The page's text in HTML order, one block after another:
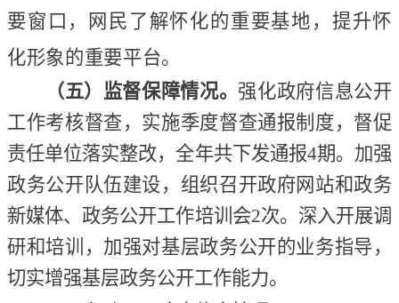
要窗口，网民了解怀化的重要基地，提升怀
化形象的重要平台。
（五）监督保障情况。 强化政府信息公开
工作考核督查，实施季度督查通报制度，督促
责任单位落实整改，全年共下发通报4期。加强
政务公开队伍建设，组织召开政府网站和政务
新媒体、政务公开工作培训会2次。深入开展调
研和培训，加强对基层政务公开的业务指导，
切实增强基层政务公开工作能力。